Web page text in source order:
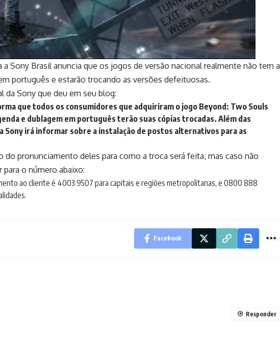
a Sony Brasil anuncia que os jogos de versão nacional realmente não tem a
português e estarão trocando as versões defeituosas.
da Sony que deu em seu blog:
que todos os consumidores que adquiriram o jogo Beyond: Two Souls
e dublagem em português terão suas cópias trocadas. Além das
Sony irá informar sobre a instalação de postos alternativos para as
do pronunciamento deles para como a troca será feita, mas caso não
para o número abaixo:
ao cliente é 4003 9507 para capitais e regiões metropolitanas, e 0800 888
Facebook
Responder